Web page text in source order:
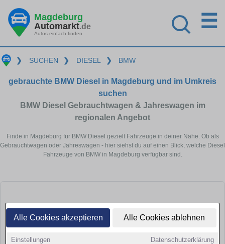
Alle Cookies akzeptieren Alle Cookies ablehnen
Einstellungen Datenschutzerklärung
Magdeburg
Automarkt.de
Autos einfach finden
☰
❯ SUCHEN ❯ DIESEL ❯ BMW
gebrauchte BMW Diesel in Magdeburg und im Umkreis
suchen
BMW Diesel Gebrauchtwagen & Jahreswagen im
regionalen Angebot
Finde in Magdeburg für BMW Diesel gezielt Fahrzeuge in deiner Nähe. Ob als
Gebrauchtwagen oder Jahreswagen - hier siehst du auf einen Blick, welche Diesel
Fahrzeuge von BMW in Magdeburg verfügbar sind.